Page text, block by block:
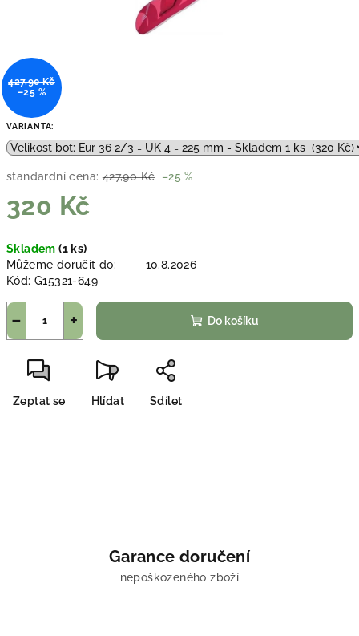
VARIANTA:
standardní cena: 427,90 Kč –25 %
320 Kč
cena:
Skladem(1 ks)
Můžeme doručit do:
10.8.2026
Kód: G15321-649
+
− Do košíku
Zeptat se Hlídat Sdílet
427,90 Kč
–25 %
Garance doručení
nepoškozeného zboží